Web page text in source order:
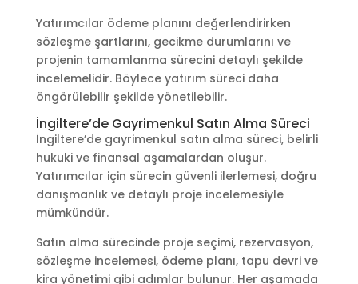
Yatırımcılar ödeme planını değerlendirirken
sözleşme şartlarını, gecikme durumlarını ve
projenin tamamlanma sürecini detaylı şekilde
incelemelidir. Böylece yatırım süreci daha
öngörülebilir şekilde yönetilebilir.
İngiltere’de Gayrimenkul Satın Alma Süreci
İngiltere’de gayrimenkul satın alma süreci, belirli
hukuki ve finansal aşamalardan oluşur.
Yatırımcılar için sürecin güvenli ilerlemesi, doğru
danışmanlık ve detaylı proje incelemesiyle
mümkündür.
Satın alma sürecinde proje seçimi, rezervasyon,
sözleşme incelemesi, ödeme planı, tapu devri ve
kira yönetimi gibi adımlar bulunur. Her aşamada